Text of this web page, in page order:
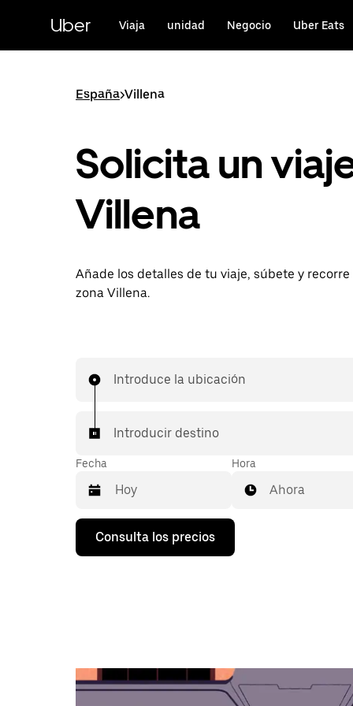
contenido
principal
Uber Viaja unidad Negocio Uber Eats
España>Villena
Solicita un
Villena
Añade los detalles de tu viaje, súbete y recorre
zona Villena.
Introduce la ubicación
Introducir destino
Fecha
Pulsa
flecha
seleccionar
una
Hora
Ahora
Consulta los precios